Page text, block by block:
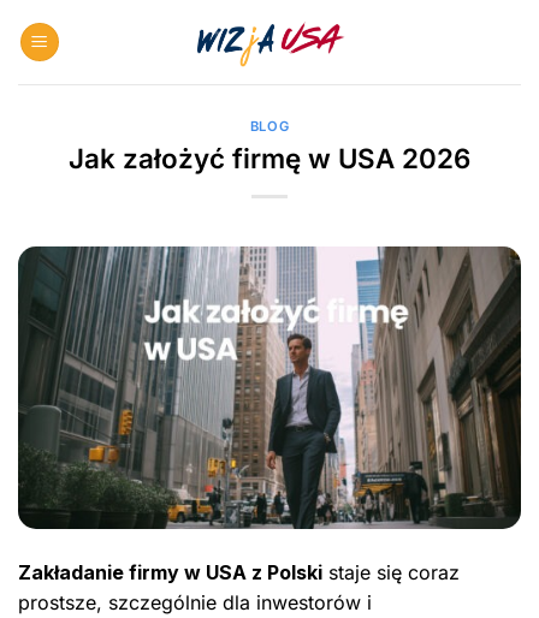
BLOG
Jak założyć firmę w USA 2026
Zakładanie firmy w USA z Polski staje się coraz
prostsze, szczególnie dla inwestorów i